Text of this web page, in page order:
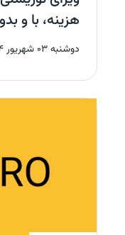
هزینه، با و
دوشنبه 03 شهریور 1404